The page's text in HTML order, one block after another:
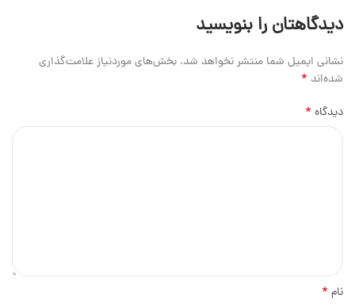
دیدگاهتان را بنویسید
نشانی ایمیل شما منتشر نخواهد شد. بخش‌های موردنیاز علامت‌گذاری
شده‌اند *
دیدگاه *
نام *